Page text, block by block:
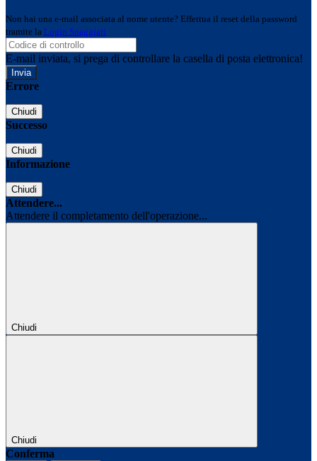
Non hai una e-mail associata al nome utente? Effettua il reset della password
tramite la Login Spaggiari
E-mail inviata, si prega di controllare la casella di posta elettronica!
Errore
Chiudi
Successo
Chiudi
Informazione
Chiudi
Attendere...
Attendere il completamento dell'operazione...
Chiudi
Chiudi
Conferma